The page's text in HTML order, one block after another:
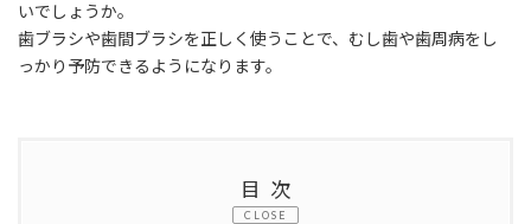
いでしょうか。
歯ブラシや歯間ブラシを正しく使うことで、むし歯や歯周病をし
っかり予防できるようになります。
目次
CLOSE